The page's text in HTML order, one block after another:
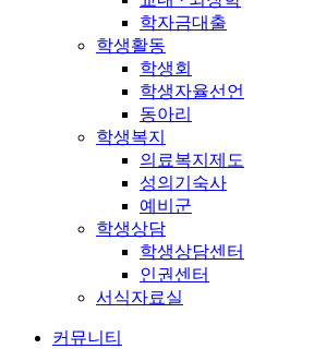
학자금대출
학생활동
학생회
학생자율선언
동아리
학생복지
의료복지제도
성의기숙사
예비군
학생상담
학생상담센터
인권센터
서식자료실
커뮤니티